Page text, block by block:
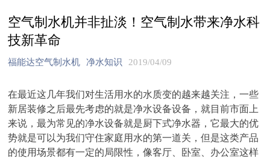
空气制水机并非扯淡！空气制水带来净水科
技新革命
福能达空气制水机 净水知识 2019/04/09
在最近这几年我们对生活用水的水质变的越来越关注，一些
新居装修之后最先考虑的就是净水设备设备，就目前市面上
来说，最为常见的净水设备就是厨下式净水器，它最大的优
势就是可以为我们守住家庭用水的第一道关，但是这类产品
的使用场景都有一定的局限性，像客厅、卧室、办公室这样